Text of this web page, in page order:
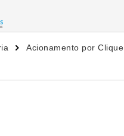
Acionamento por Clique